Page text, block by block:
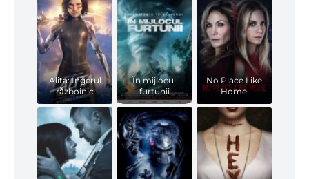
Alita: Îngerul
războinic
În mijlocul
furtunii
No Place Like
Home